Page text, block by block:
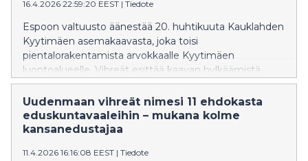
16.4.2026 22:59:20 EEST | Tiedote
Espoon valtuusto äänestää 20. huhtikuuta Kauklahden
Kyytimäen asemakaavasta, joka toisi
pientalorakentamista arvokkaalle Kyytimäen
luontoalueelle. Vihreät esittää kaavan hylkäämistä.
Uudenmaan vihreät nimesi 11 ehdokasta
eduskuntavaaleihin – mukana kolme
kansanedustajaa
11.4.2026 16:16:08 EEST | Tiedote